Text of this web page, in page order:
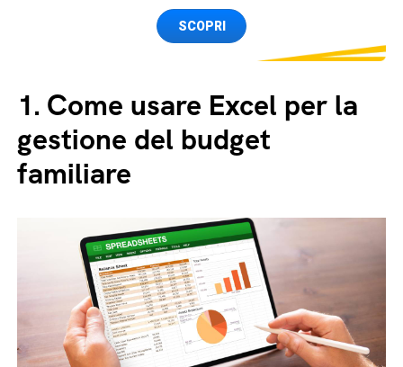
Spedizione SIM GRATISSCOPRI
1. Come usare Excel per la
gestione del budget
familiare